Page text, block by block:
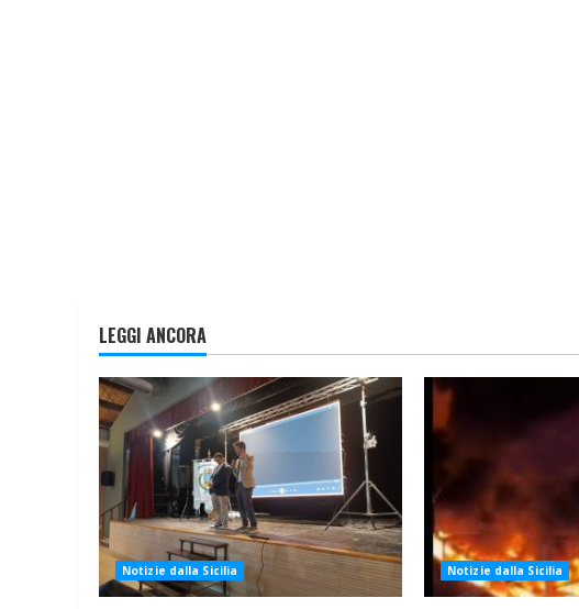
LEGGI ANCORA
Notizie dalla Sicilia Notizie dalla Sicilia